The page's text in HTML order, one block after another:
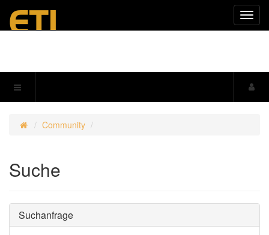
Community
Suche
Suchanfrage